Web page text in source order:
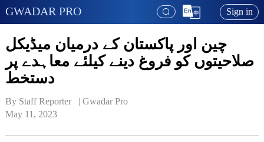
GWADAR PRO Sign in
چین اور پاکستان کے درمیان میڈیکل
صلاحیتوں کو فروغ دینے کیلئے معاہدے پر
دستخط
By Staff Reporter   | Gwadar Pro
May 11, 2023